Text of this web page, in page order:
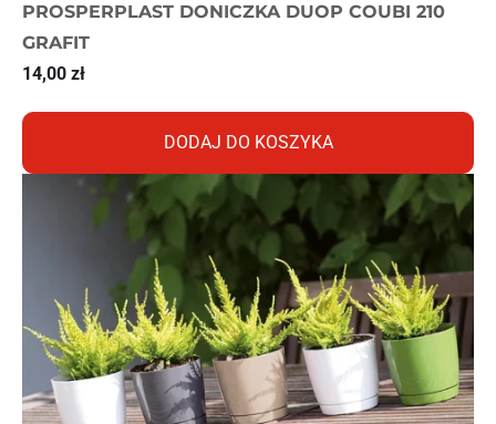
PROSPERPLAST DONICZKA DUOP COUBI 210
GRAFIT
14,00 zł
DODAJ DO KOSZYKA